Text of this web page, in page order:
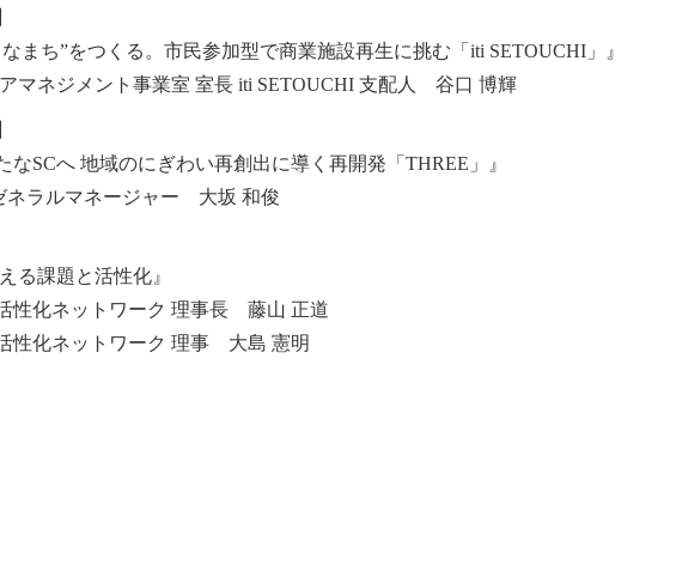
なまち”をつくる。市民参加型で商業施設再生に挑む「iti SETOUCHI」』
マネジメント事業室 室長 iti SETOUCHI 支配人 谷口 博輝
なSCへ 地域のにぎわい再創出に導く再開発「THREE」』
ネラルマネージャー 大坂 和俊
る課題と活性化』
性化ネットワーク 理事長 藤山 正道
性化ネットワーク 理事 大島 憲明